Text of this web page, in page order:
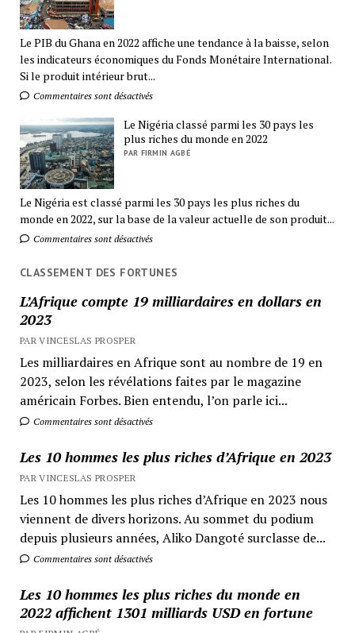
Le PIB du Ghana en 2022 affiche une tendance à la baisse, selon
les indicateurs économiques du Fonds Monétaire International.
Si le produit intérieur brut...
Commentaires sont désactivés
Le Nigéria classé parmi les 30 pays les
plus riches du monde en 2022
PAR FIRMIN AGBÉ
Le Nigéria est classé parmi les 30 pays les plus riches du
monde en 2022, sur la base de la valeur actuelle de son produit...
Commentaires sont désactivés
CLASSEMENT DES FORTUNES
L’Afrique compte 19 milliardaires en dollars en
2023
PAR VINCESLAS PROSPER
Les milliardaires en Afrique sont au nombre de 19 en
2023, selon les révélations faites par le magazine
américain Forbes. Bien entendu, l’on parle ici...
Commentaires sont désactivés
Les 10 hommes les plus riches d’Afrique en 2023
PAR VINCESLAS PROSPER
Les 10 hommes les plus riches d’Afrique en 2023 nous
viennent de divers horizons. Au sommet du podium
depuis plusieurs années, Aliko Dangoté surclasse de...
Commentaires sont désactivés
Les 10 hommes les plus riches du monde en
2022 affichent 1301 milliards USD en fortune